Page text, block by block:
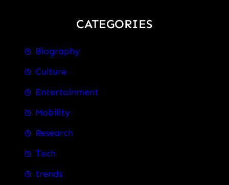
CATEGORIES
Biography
Culture
Entertainment
Mobility
Research
Tech
trends